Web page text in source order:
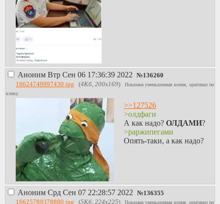
Аноним Втр Сен 06 17:36:39 2022 №136260
16624749997430.jpg (4Кб, 200x169)
Показана уменьшенная копия, оригинал по
клику.
>>127526
>олдфаги
А как надо? ОЛДАМИ?
>раржипегами
Опять-таки, а как надо?
Аноним Срд Сен 07 22:28:57 2022 №136355
16625789378880.jpg (5Кб, 224x225) Показана уменьшенная копия, оригинал по